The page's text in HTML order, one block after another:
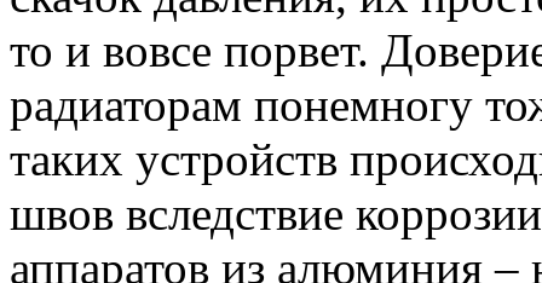
то и вовсе порвет.
радиаторам понемногу
таких устройств
швов вследствие
аппаратов из алюминия –